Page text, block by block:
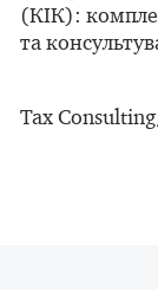
(КІК):
та
Tax